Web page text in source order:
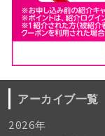
アーカイブ一覧
2026年